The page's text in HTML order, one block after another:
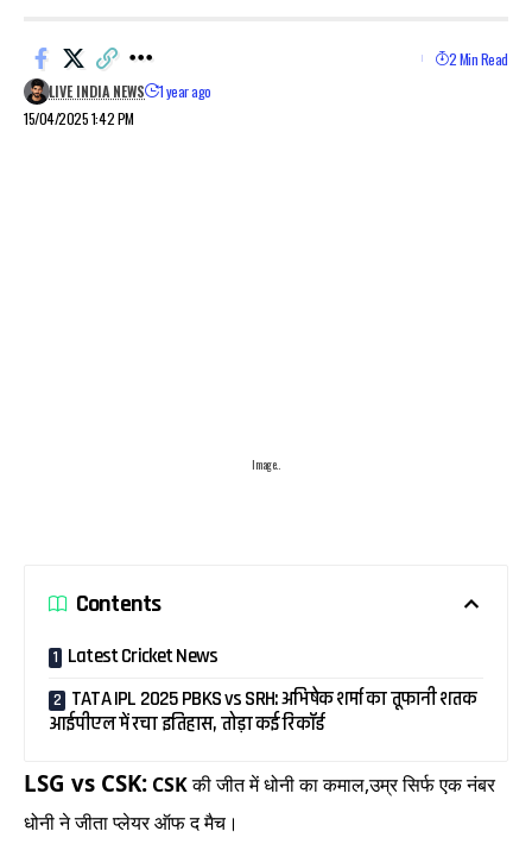
15/04/2025 1:42 PM
LIVE INDIA NEWS 1 year ago
2 Min Read
Image..
Contents
Latest Cricket News
TATA IPL 2025 PBKS vs SRH: अभिषेक शर्मा का तूफानी शतक
आईपीएल में रचा इतिहास, तोड़ा कई रिकॉर्ड
LSG vs CSK: CSKकी जीत में धोनी का कमाल,उम्र सिर्फ एक नंबर
धोनी ने जीता प्लेयर ऑफ द मैच।